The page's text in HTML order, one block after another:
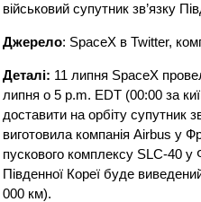
військовий супутник зв’язку
Джерело: SpaceX в Twitter,
Деталі: 11 липня SpaceX
липня о 5 p.m. EDT (00:00 за
доставити на орбіту супутник
виготовила компанія Airbus у
пускового комплексу SLC-40
Південної Кореї буде
000 км).